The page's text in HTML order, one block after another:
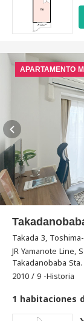
APARTAMENTO
Takada 3,
JR Yamanote Line,
Takadanobaba
2010 / 9 -Historia
1 habitaciones